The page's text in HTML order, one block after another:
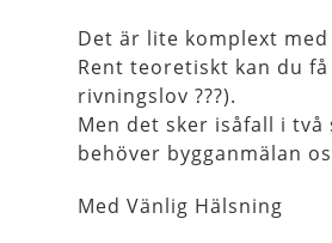
Det är lite komplext
Rent teoretiskt kan du få
rivningslov ???).
Men det sker isåfall i
behöver bygganmälan
Med Vänlig Hälsning